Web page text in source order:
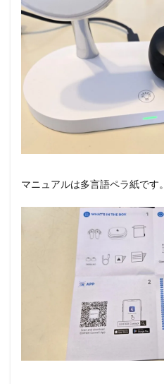
マニュアルは多言語ペラ紙です。